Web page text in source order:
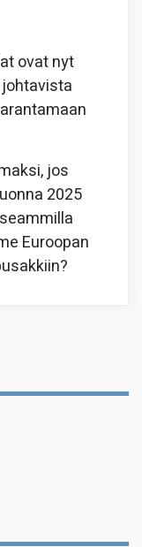
ovat nyt
jos
2025
Euroopan